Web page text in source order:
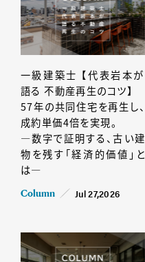
一級建築士 【代表岩本が
語る 不動産再生のコツ】
57年の共同住宅を再生し、
成約単価4倍を実現。
―数字で証明する、古い建
物を残す「経済的価値」と
は―
Column Jul 27,2026